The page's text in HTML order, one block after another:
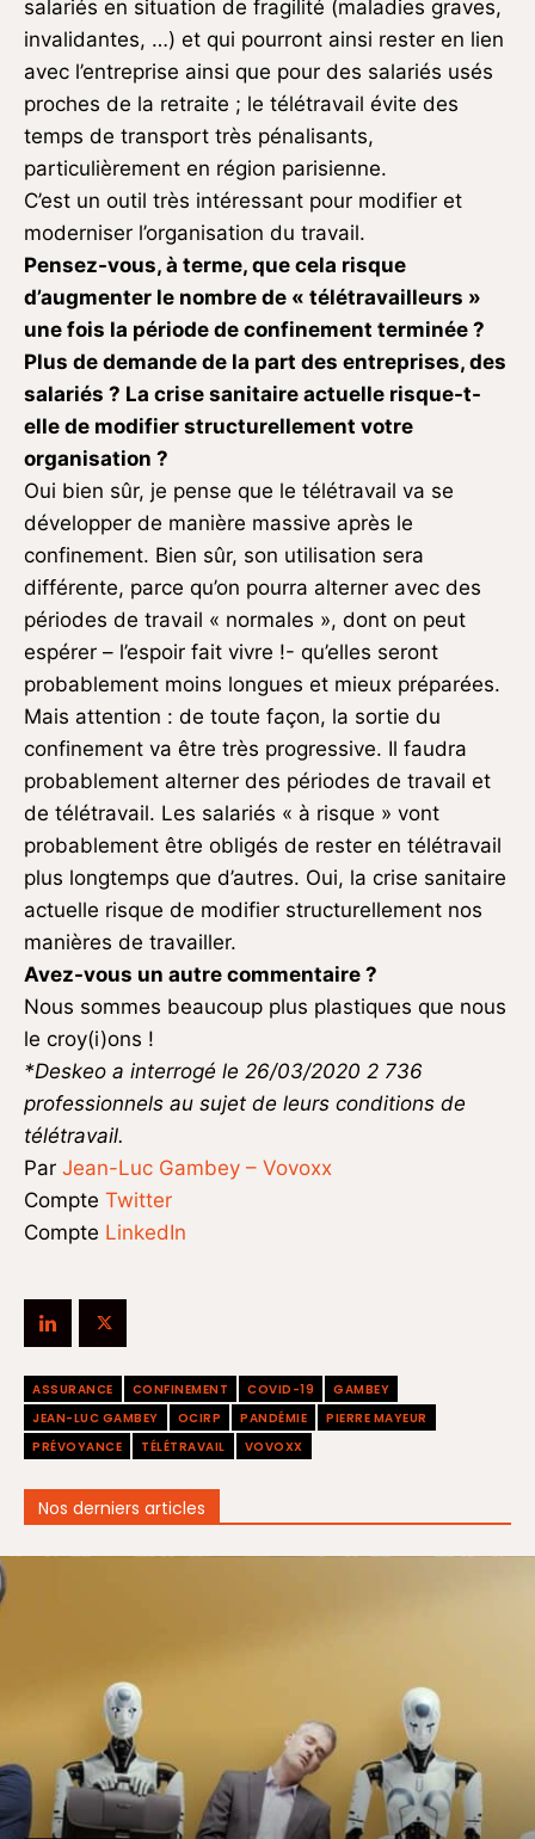
salariés en situation de fragilité (maladies graves,
invalidantes, …) et qui pourront ainsi rester en lien
avec l’entreprise ainsi que pour des salariés usés
proches de la retraite ; le télétravail évite des
temps de transport très pénalisants,
particulièrement en région parisienne.
C’est un outil très intéressant pour modifier et
moderniser l’organisation du travail.
Pensez-vous, à terme, que cela risque
d’augmenter le nombre de « télétravailleurs »
une fois la période de confinement terminée ?
Plus de demande de la part des entreprises, des
salariés ? La crise sanitaire actuelle risque-t-
elle de modifier structurellement votre
organisation ?
Oui bien sûr, je pense que le télétravail va se
développer de manière massive après le
confinement. Bien sûr, son utilisation sera
différente, parce qu’on pourra alterner avec des
périodes de travail « normales », dont on peut
espérer – l’espoir fait vivre !- qu’elles seront
probablement moins longues et mieux préparées.
Mais attention : de toute façon, la sortie du
confinement va être très progressive. Il faudra
probablement alterner des périodes de travail et
de télétravail. Les salariés « à risque » vont
probablement être obligés de rester en télétravail
plus longtemps que d’autres. Oui, la crise sanitaire
actuelle risque de modifier structurellement nos
manières de travailler.
Avez-vous un autre commentaire ?
Nous sommes beaucoup plus plastiques que nous
le croy(i)ons !
*Deskeo a interrogé le 26/03/2020 2 736
professionnels au sujet de leurs conditions de
télétravail.
Par Jean-Luc Gambey – Vovoxx
Compte Twitter
Compte LinkedIn
ASSURANCE CONFINEMENT COVID-19
GAMBEY
JEAN-LUC GAMBEY
OCIRP PANDÉMIE
PIERRE MAYEUR
PRÉVOYANCE
TÉLÉTRAVAIL VOVOXX
Nos derniers articles